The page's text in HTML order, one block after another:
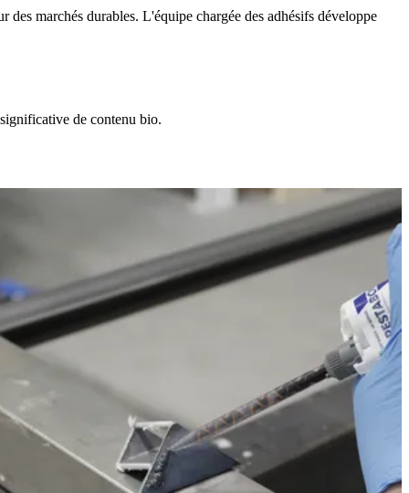
marchés durables. L'équipe chargée des adhésifs développe
de contenu bio.